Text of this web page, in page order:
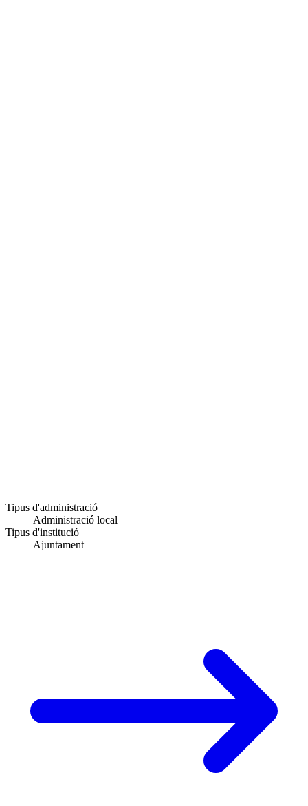
Tipus d'administració
Administració local
Tipus d'institució
Ajuntament